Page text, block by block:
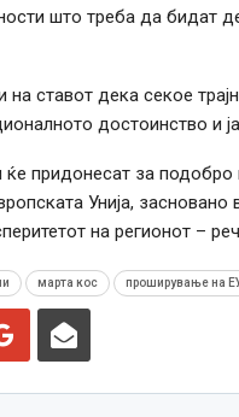
што треба да бидат
ставот дека секое
достоинство и
придонесат за
Унија,
на регионот –
марта кос проширување на